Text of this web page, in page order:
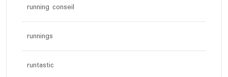
running conseil
runnings
runtastic